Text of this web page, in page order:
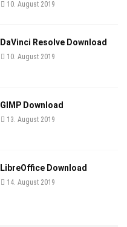
10. August 2019
DaVinci Resolve Download
10. August 2019
GIMP Download
13. August 2019
LibreOffice Download
14. August 2019